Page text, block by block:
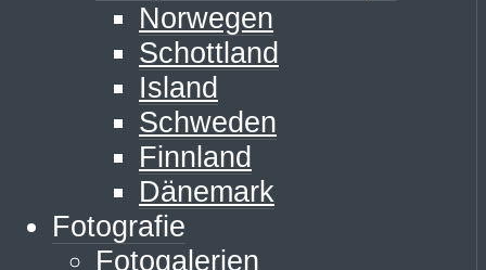
Norwegen
Schottland
Island
Schweden
Finnland
Dänemark
Fotografie
Fotogalerien